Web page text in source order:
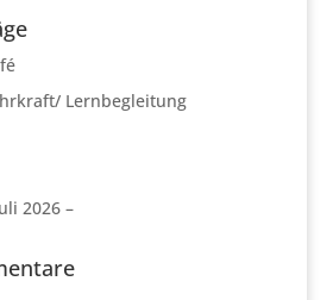
Lernbegleitung
2026 –